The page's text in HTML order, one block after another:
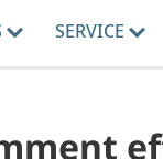
SERVICE